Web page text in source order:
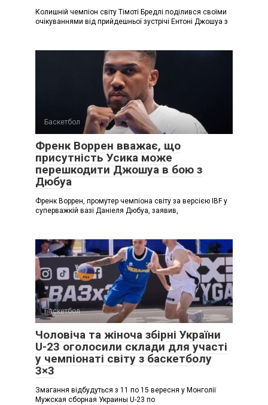
Колишній чемпіон світу Тімоті Бредлі поділився своїми
очікуваннями від прийдешньої зустрічі Ентоні Джошуа з
Баскетбол
Френк Воррен вважає, що
присутність Усика може
перешкодити Джошуа в бою з
Дюбуа
Френк Воррен, промутер чемпіона світу за версією IBF у
суперважкій вазі Даніеля Дюбуа, заявив,
Баскетбол
Чоловіча та жіноча збірні України
U-23 оголосили склади для участі
у чемпіонаті світу з баскетболу
3×3
Змагання відбудуться з 11 по 15 вересня у Монголії
Мужская сборная Украины U-23 по